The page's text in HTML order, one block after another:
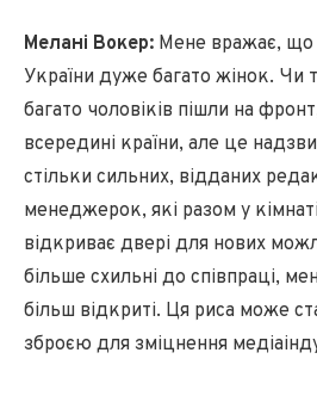
Мелані Вокер: Мене вражає, що
України дуже багато жінок. Чи
багато чоловіків пішли на
всередині країни, але це
стільки сильних, відданих
менеджерок, які разом у
відкриває двері для нових
більше схильні до співпраці,
більш відкриті. Ця риса може
зброєю для зміцнення